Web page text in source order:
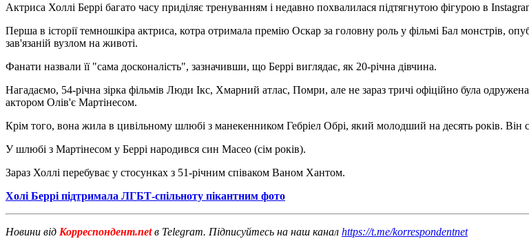
Актриса Холлі Беррі багато часу приділяє тренуванням і недавно похвалилася підтягнутою фігурою в
Перша в історії темношкіра актриса, котра отримала премію Оскар за головну роль у фільмі Бал монстрів,
зав'язаній вузлом на животі.
Фанати назвали її "сама досконалість", зазначивши, що Беррі виглядає, як 20-річна дівчина.
Нагадаємо, 54-річна зірка фільмів Люди Ікс, Хмарний атлас, Помри, але не зараз тричі офіційно була
актором Олів'є Мартінесом.
Крім того, вона жила в цивільному шлюбі з манекенником Гебріел Обрі, який молодший на десять років. Він
У шлюбі з Мартінесом у Беррі народився син Масео (сім років).
Зараз Холлі перебуває у стосунках з 51-річним співаком Ваном Хантом.
Холі Беррі підтримала ЛГБТ-спільноту пікантним фото
Новини від Корреспондент.netв Telegram. Підписуйтесь на наш канал https://t.me/korrespondentnet